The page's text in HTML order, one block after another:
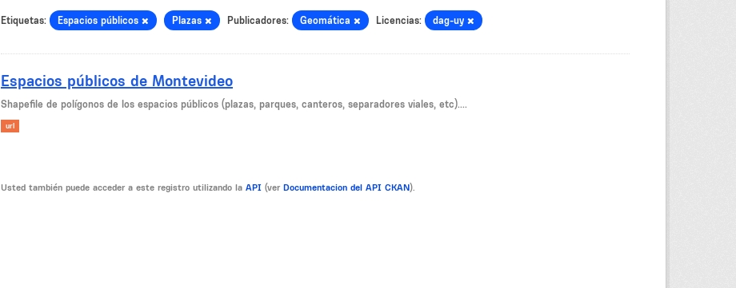
Etiquetas: Espacios públicos Plazas Publicadores: Geomática Licencias: dag-uy
Espacios públicos de Montevideo
Shapefile de polígonos de los espacios públicos (plazas, parques, canteros, separadores viales, etc)....
url
Usted también puede acceder a este registro utilizando la API (ver Documentacion del API CKAN).